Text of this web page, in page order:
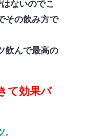
ないのでこ
その飲み方で
飲んで最高の
て効果バ
。